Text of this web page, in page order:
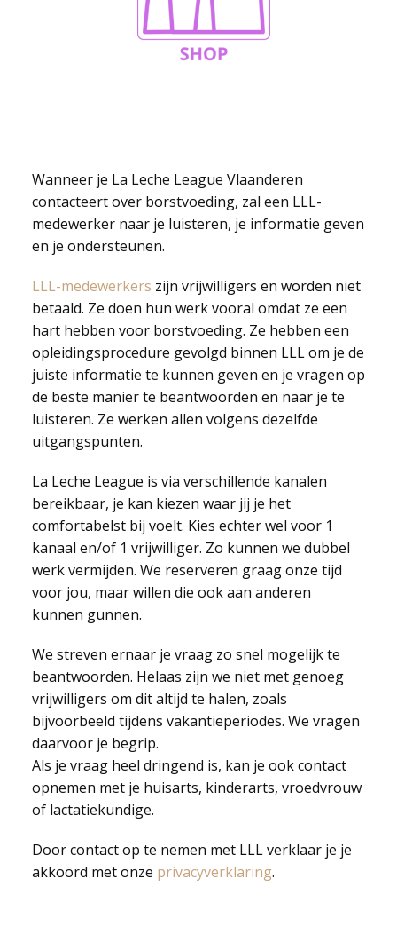
Wanneer je La Leche League Vlaanderen
contacteert over borstvoeding, zal een LLL-
medewerker naar je luisteren, je informatie geven
en je ondersteunen.
LLL-medewerkers zijn vrijwilligers en worden niet
betaald. Ze doen hun werk vooral omdat ze een
hart hebben voor borstvoeding. Ze hebben een
opleidingsprocedure gevolgd binnen LLL om je de
juiste informatie te kunnen geven en je vragen op
de beste manier te beantwoorden en naar je te
luisteren. Ze werken allen volgens dezelfde
uitgangspunten.
La Leche League is via verschillende kanalen
bereikbaar, je kan kiezen waar jij je het
comfortabelst bij voelt. Kies echter wel voor 1
kanaal en/of 1 vrijwilliger. Zo kunnen we dubbel
werk vermijden. We reserveren graag onze tijd
voor jou, maar willen die ook aan anderen
kunnen gunnen.
We streven ernaar je vraag zo snel mogelijk te
beantwoorden. Helaas zijn we niet met genoeg
vrijwilligers om dit altijd te halen, zoals
bijvoorbeeld tijdens vakantieperiodes. We vragen
daarvoor je begrip.
Als je vraag heel dringend is, kan je ook contact
opnemen met je huisarts, kinderarts, vroedvrouw
of lactatiekundige.
Door contact op te nemen met LLL verklaar je je
akkoord met onze privacyverklaring.